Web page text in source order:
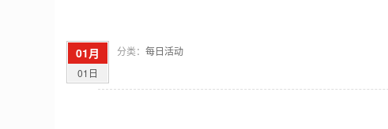
01月
01日
分类： 每日活动